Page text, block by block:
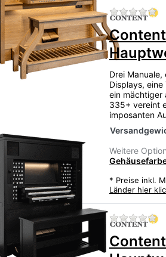
Drei
Displays,
ein mächtiger
335+ vereint
imposanten
Weitere
* Preise inkl.
Länder hier